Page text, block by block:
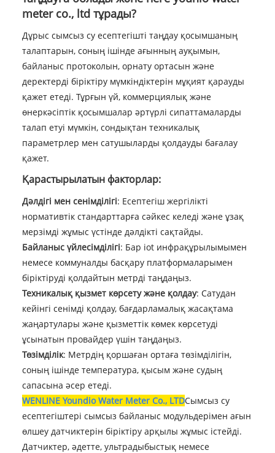
meter co., ltd тұрады?
Дұрыс сымсыз су есептегішті таңдау қосымшаның
талаптарын, соның ішінде ағынның ауқымын,
байланыс протоколын, орнату ортасын және
деректерді біріктіру мүмкіндіктерін мұқият қарауды
қажет етеді. Тұрғын үй, коммерциялық және
өнеркәсіптік қосымшалар әртүрлі сипаттамаларды
талап етуі мүмкін, сондықтан техникалық
параметрлер мен сатушыларды қолдауды бағалау
қажет.
Қарастырылатын факторлар:
Дәлдігі мен сенімділігі: Есептегіш жергілікті
нормативтік стандарттарға сәйкес келеді және ұзақ
мерзімді жұмыс үстінде дәлдікті сақтайды.
Байланыс үйлесімділігі: Бар iot инфрақұрылымымен
немесе коммуналды басқару платформаларымен
біріктіруді қолдайтын метрді таңдаңыз.
Техникалық қызмет көрсету және қолдау: Сатудан
кейінгі сенімді қолдау, бағдарламалық жасақтама
жаңартулары және қызметтік көмек көрсетуді
ұсынатын провайдер үшін таңдаңыз.
Төзімділік: Метрдің қоршаған ортаға төзімділігін,
соның ішінде температура, қысым және судың
сапасына әсер етеді.
WENLINE Youndio Water Meter Co., LTDСымсыз су
есептегіштері сымсыз байланыс модульдерімен ағын
өлшеу датчиктерін біріктіру арқылы жұмыс істейді.
Датчиктер, әдетте, ультрадыбыстық немесе